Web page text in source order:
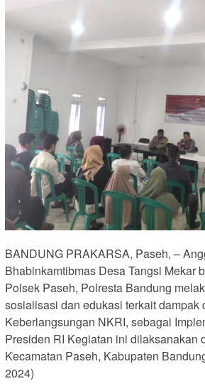
BANDUNG PRAKARSA, Paseh, –
Bhabinkamtibmas Desa Tangsi Mekar
Polsek Paseh, Polresta Bandung
sosialisasi dan edukasi terkait dampak
Keberlangsungan NKRI, sebagai
Presiden RI Kegiatan ini dilaksanakan
Kecamatan Paseh, Kabupaten
2024)